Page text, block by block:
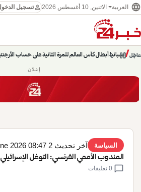
language العربية الاثنين, 10 أغسطس 2026 personتسجيل
عاجل/إسبانيا أبطال كأس العالم للمرة الثانية على حساب chevron_right
pause
chevron_left
إعلان
السياسة آخر تحديث 2 June 2026 08:47
المندوب الأممي الفرنسي: التوغل
chat_bubble